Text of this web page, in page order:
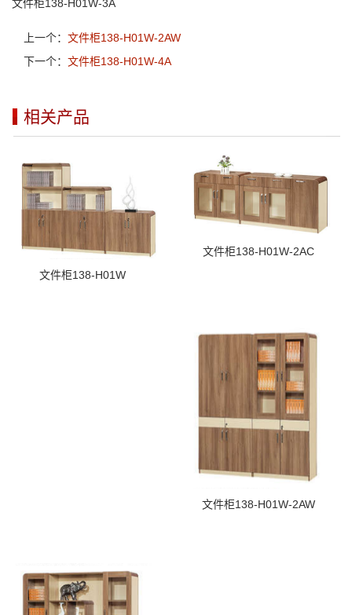
文件柜138-H01W-3A
上一个： 文件柜138-H01W-2AW
下一个： 文件柜138-H01W-4A
相关产品
文件柜138-H01W
文件柜138-H01W-2AC
文件柜138-H01W-2AW